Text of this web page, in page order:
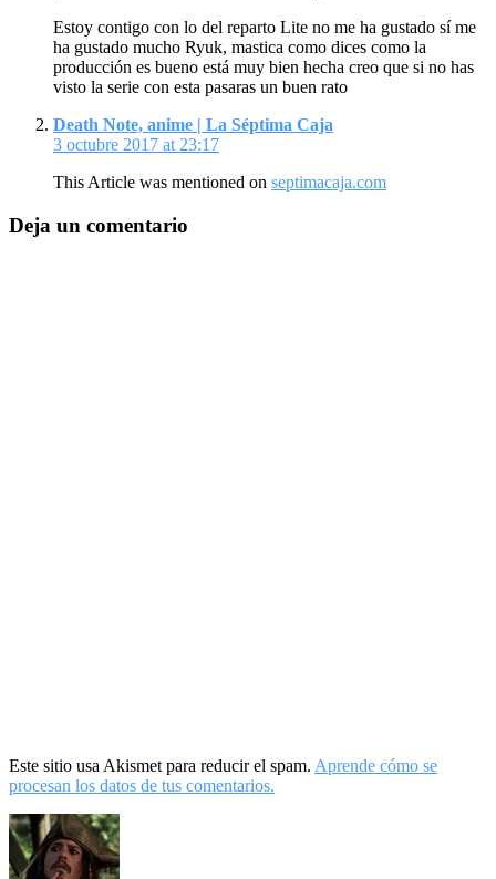
Estoy contigo con lo del reparto Lite no me ha gustado sí me
ha gustado mucho Ryuk, mastica como dices como la
producción es bueno está muy bien hecha creo que si no has
visto la serie con esta pasaras un buen rato
Death Note, anime | La Séptima Caja
3 octubre 2017 at 23:17
This Article was mentioned on septimacaja.com
Deja un comentario
Este sitio usa Akismet para reducir el spam. Aprende cómo se
procesan los datos de tus comentarios.